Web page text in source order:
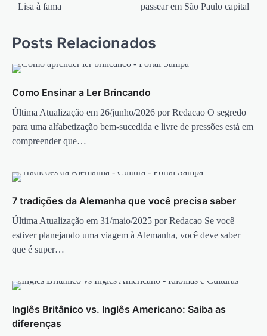
Post
Lisa à fama
passear em São Paulo capital
Posts Relacionados
Como Ensinar a Ler Brincando
Última Atualização em 26/junho/2026 por Redacao O segredo
para uma alfabetização bem-sucedida e livre de pressões está em
compreender que…
7 tradições da Alemanha que você precisa saber
Última Atualização em 31/maio/2025 por Redacao Se você
estiver planejando uma viagem à Alemanha, você deve saber
que é super…
Inglês Britânico vs. Inglês Americano: Saiba as
diferenças